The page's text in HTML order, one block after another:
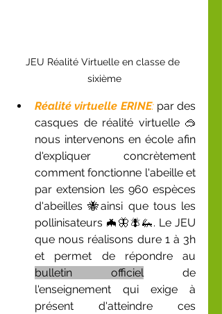
JEU Réalité Virtuelle en classe de
sixième
Réalité virtuelle ERINE: par des
casques de réalité virtuelle 🥽
nous intervenons en école afin
d'expliquer concrètement
comment fonctionne l'abeille et
par extension les 960 espèces
d'abeilles 🐝ainsi que tous les
pollinisateurs 🦇🦋🪰🦗. Le JEU
que nous réalisons dure 1 à 3h
bulletin officiel de
l'enseignement qui exige à
présent d'atteindre ces